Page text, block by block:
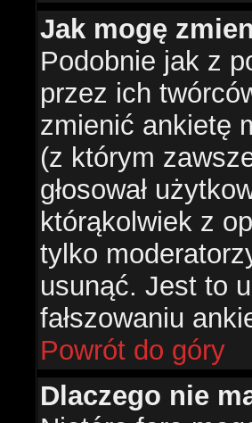
Jak mogę
Podobnie jak z
przez ich
zmienić ankietę
(z którym
głosował
którąkolwiek z
tylko
usunąć. Jest to
fałszowaniu
Powrót do góry
Dlaczego nie